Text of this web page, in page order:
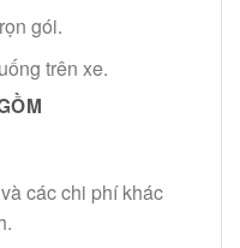
gói.
trên xe.
các chi phí khác